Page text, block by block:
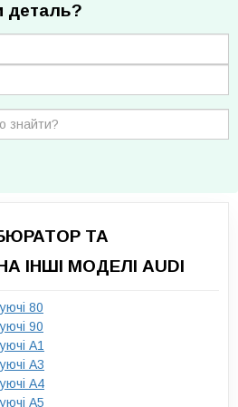
деталь?
ТА
ІНШІ МОДЕЛІ AUDI
80
90
A1
A3
A4
A5